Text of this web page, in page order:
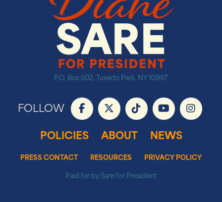
P.O. Box 502, Tuxedo Park, NY 10987
FOLLOW
POLICIES
ABOUT NEWS
PRESS CONTACT RESOURCES
PRIVACY POLICY
Paid for by Sare for President